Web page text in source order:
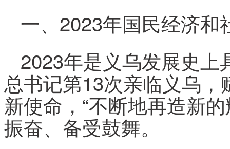
一、2023年国民经济
2023年是义乌发展史
总书记第13次亲临义乌，
新使命，“不断地再造新
振奋、备受鼓舞。